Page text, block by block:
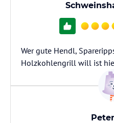
Wer gute Hendl,
Holzkohlengrill will ist
Peter